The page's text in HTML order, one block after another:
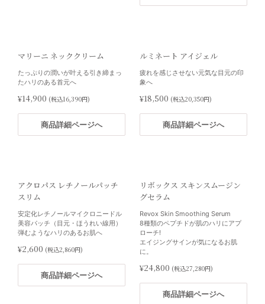
・ANUA 高濃度ビタミンC 3000：
・ANUA 亜鉛＆銅：120粒
分類
¥15,120
商品詳細ページへ
・ANUA 高濃度ビタミンC 3000：
30包
・ANUA ビタミンC カプセル（変更
は+583円）：180粒
・ANUA ヘム鉄：180粒
分類
¥8,640(税込9,331円)
先進のビタミンC誘導体と脂肪幹細
胞上清液を配合した未来の美容液
¥5,000(税込5,500円)
商品詳細ページへ
マリーニ ネッククリーム
たっぷりの潤いが叶える引き締まっ
たハリのある首元へ
¥14,900 (税込16,390円)
商品詳細ページへ
ルミネート アイジェル
疲れを感じさせない元気な目元の印
象へ
¥18,500 (税込20,350円)
商品詳細ページへ
アクロパス レチノールパッチ
スリム
安定化レチノールマイクロニードル
美容パッチ（目元・ほうれい線用）
弾むようなハリのあるお肌へ
¥2,600 (税込2,860円)
商品詳細ページへ
リボックス スキンスムージン
グセラム
Revox Skin Smoothing Serum
8種類のペプチドが肌のハリにアプ
ローチ!
エイジングサインが気になるお肌
に。
¥24,800 (税込27,280円)
商品詳細ページへ